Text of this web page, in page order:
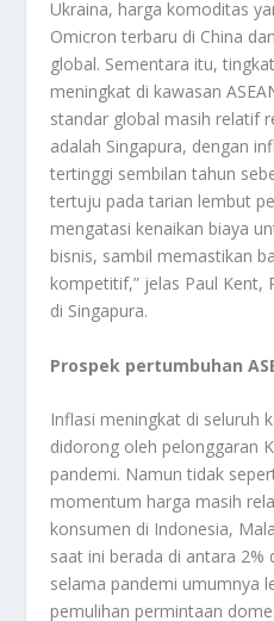
Ukraina, harga komoditas
Omicron terbaru di China
global. Sementara itu,
meningkat di kawasan
standar global masih relatif
adalah Singapura, dengan
tertinggi sembilan tahun
tertuju pada tarian lembut
mengatasi kenaikan biaya
bisnis, sambil memastikan
kompetitif,” jelas Paul Kent,
di Singapura.
Prospek pertumbuhan
Inflasi meningkat di seluruh
didorong oleh pelonggaran
pandemi. Namun tidak
momentum harga masih
konsumen di Indonesia,
saat ini berada di antara 2%
selama pandemi umumnya
pemulihan permintaan